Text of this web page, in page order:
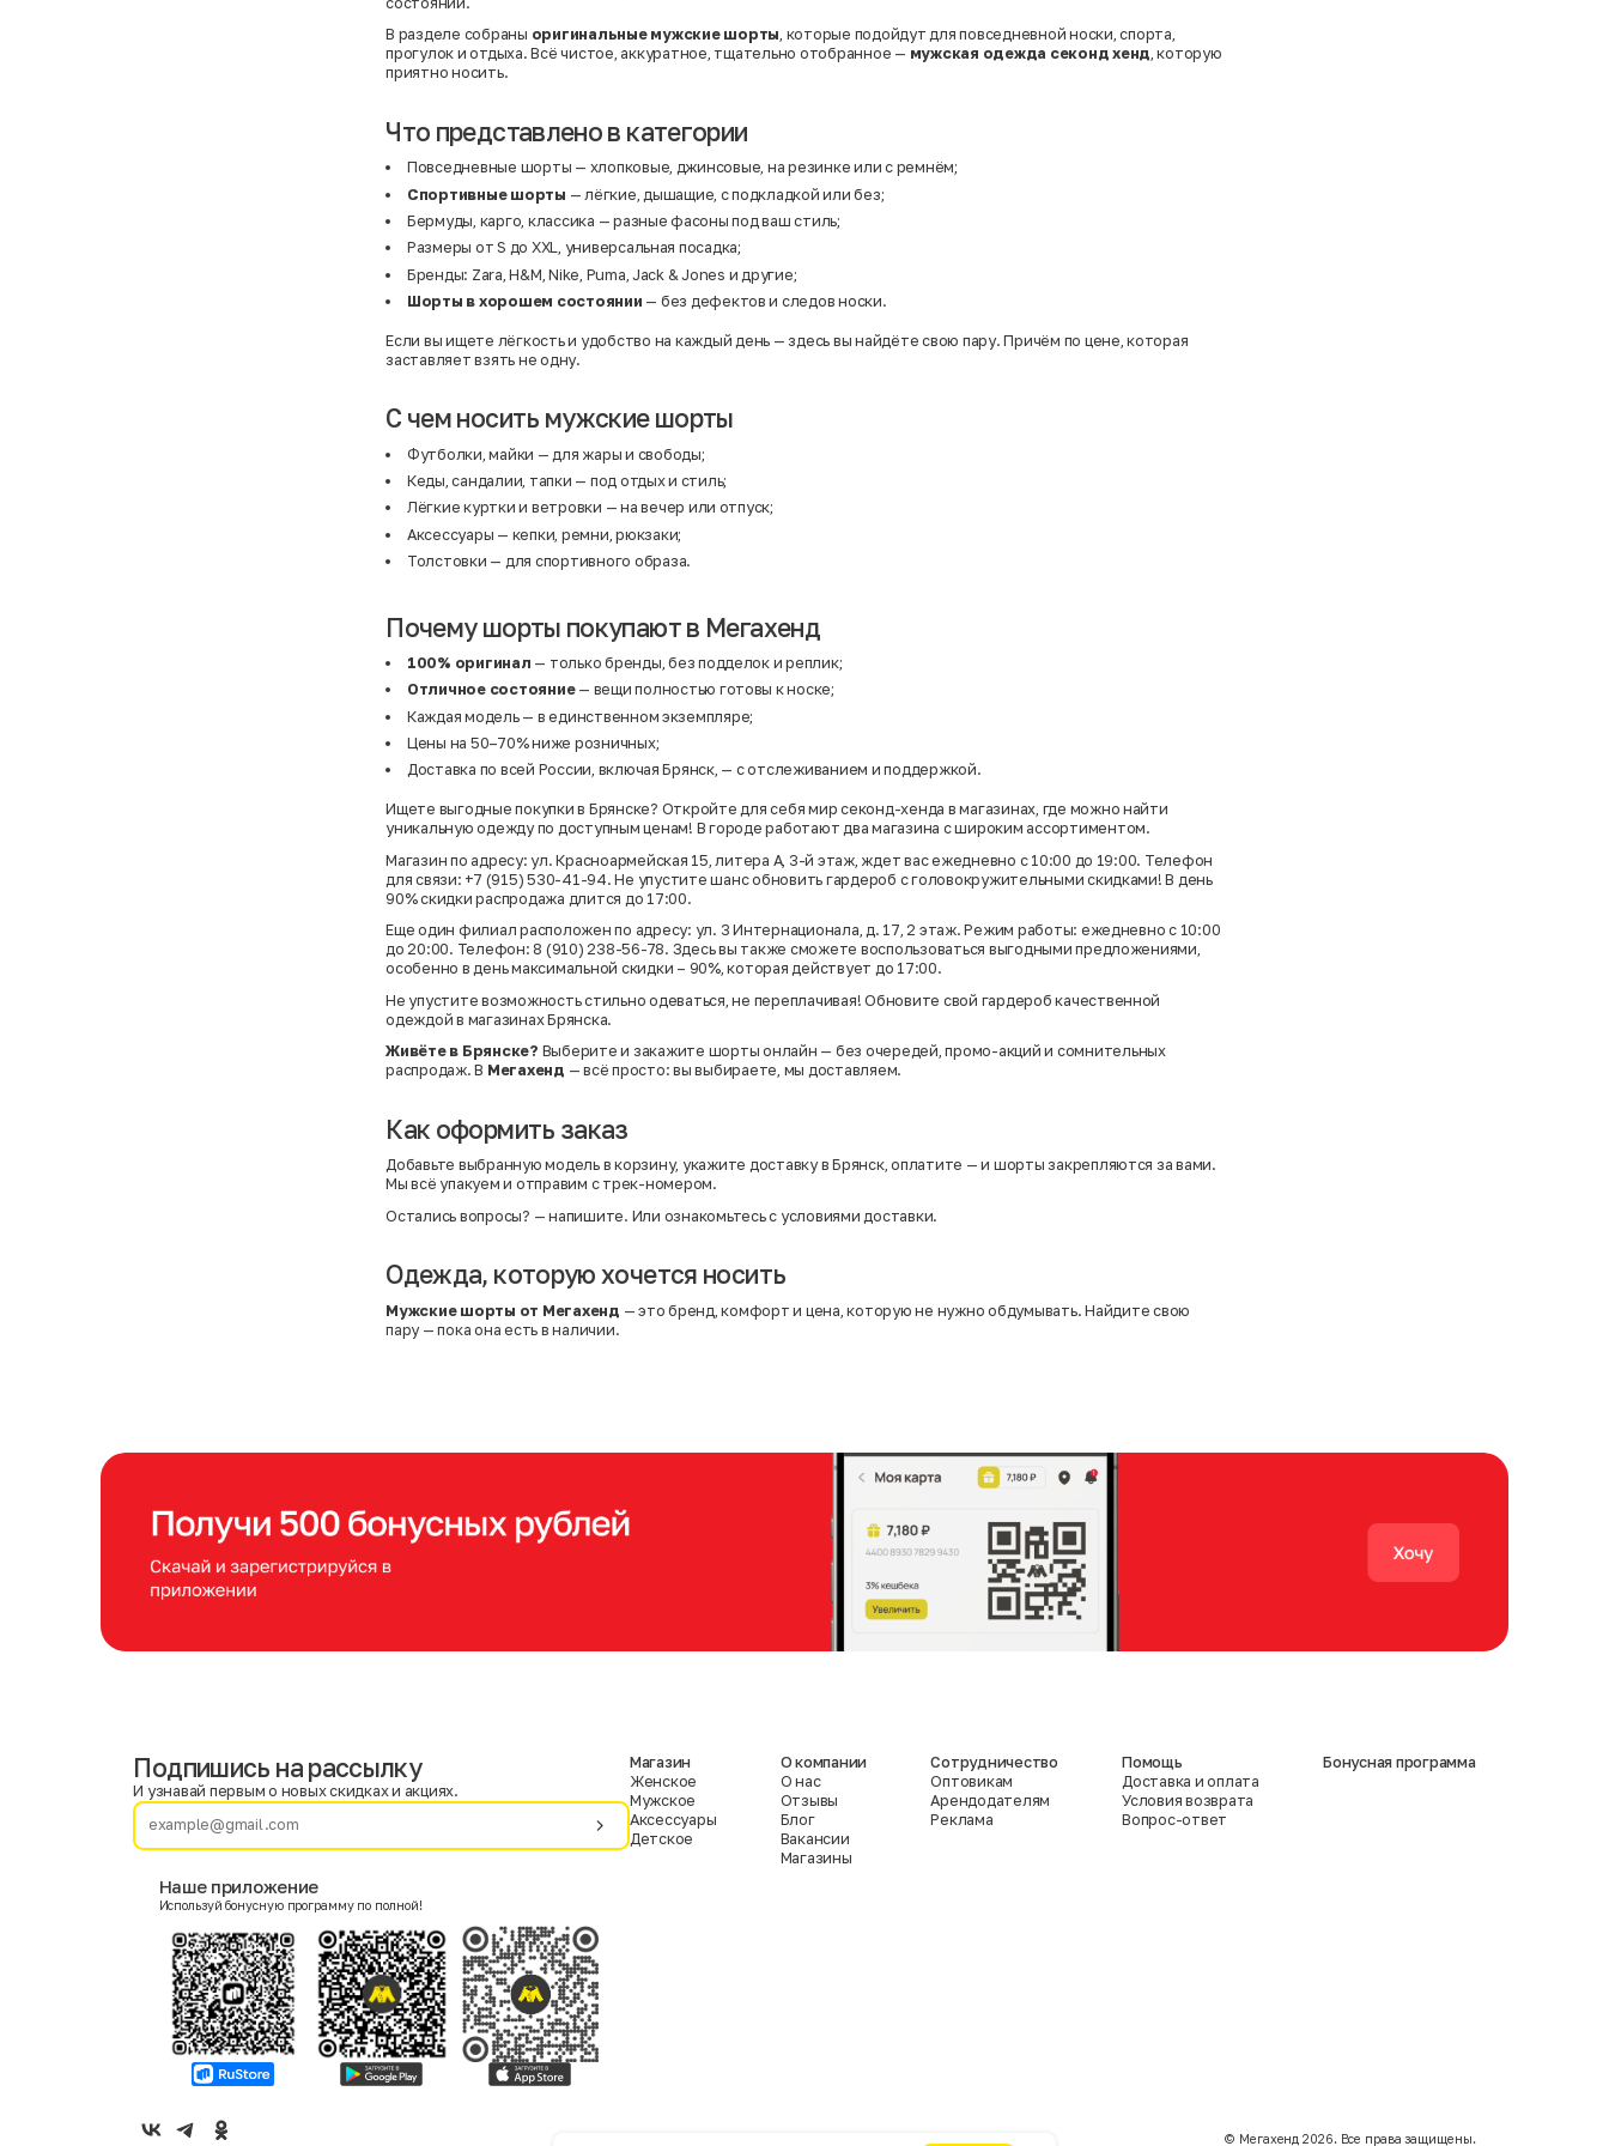
В разделе собраны оригинальные мужские шорты, которые подойдут для повседневной носки, спорта,
прогулок и отдыха. Всё чистое, аккуратное, тщательно отобранное — мужская одежда секонд хенд, которую
приятно носить.
Что представлено в категории
Повседневные шорты — хлопковые, джинсовые, на резинке или с ремнём;
Спортивные шорты — лёгкие, дышащие, с подкладкой или без;
Бермуды, карго, классика — разные фасоны под ваш стиль;
Размеры от S до XXL, универсальная посадка;
Бренды: Zara, H&M, Nike, Puma, Jack & Jones и другие;
Шорты в хорошем состоянии — без дефектов и следов носки.
Если вы ищете лёгкость и удобство на каждый день — здесь вы найдёте свою пару. Причём по цене, которая
заставляет взять не одну.
С чем носить мужские шорты
Футболки, майки — для жары и свободы;
Кеды, сандалии, тапки — под отдых и стиль;
Лёгкие куртки и ветровки — на вечер или отпуск;
Аксессуары — кепки, ремни, рюкзаки;
Толстовки — для спортивного образа.
Почему шорты покупают в Мегахенд
100% оригинал — только бренды, без подделок и реплик;
Отличное состояние— вещи полностью готовы к носке;
Каждая модель — в единственном экземпляре;
Цены на 50–70% ниже розничных;
Доставка по всей России, включая Брянск, — с отслеживанием и поддержкой.
Ищете выгодные покупки в Брянске? Откройте для себя мир секонд-хенда в магазинах, где можно найти
уникальную одежду по доступным ценам! В городе работают два магазина с широким ассортиментом.
Магазин по адресу: ул. Красноармейская 15, литера А, 3-й этаж, ждет вас ежедневно с 10:00 до 19:00. Телефон
для связи: +7 (915) 530-41-94. Не упустите шанс обновить гардероб с головокружительными скидками! В день
90% скидки распродажа длится до 17:00.
Еще один филиал расположен по адресу: ул. 3 Интернационала, д. 17, 2 этаж. Режим работы: ежедневно с 10:00
до 20:00. Телефон: 8 (910) 238-56-78. Здесь вы также сможете воспользоваться выгодными предложениями,
особенно в день максимальной скидки – 90%, которая действует до 17:00.
Не упустите возможность стильно одеваться, не переплачивая! Обновите свой гардероб качественной
одеждой в магазинах Брянска.
Живёте в Брянске? Выберите и закажите шорты онлайн — без очередей, промо-акций и сомнительных
распродаж. В Мегахенд — всё просто: вы выбираете, мы доставляем.
Как оформить заказ
Добавьте выбранную модель в корзину, укажите доставку в Брянск, оплатите — и шорты закрепляются за вами.
Мы всё упакуем и отправим с трек-номером.
Остались вопросы? — напишите. Или ознакомьтесь с условиями доставки.
Одежда, которую хочется носить
Мужские шорты от Мегахенд — это бренд, комфорт и цена, которую не нужно обдумывать. Найдите свою
пару — пока она есть в наличии.
Фамилия
Женский
Согласие на получение чеков по электронной почте
Подпишись на рассылку
И узнавай первым о новых скидках и акциях.
Наше приложение
Используй бонусную программу по полной!
Магазин
Женское
Мужское
Аксессуары
Детское
О компании
О нас
Отзывы
Блог
Вакансии
Магазины
Сотрудничество
Оптовикам
Арендодателям
Реклама
Помощь
Доставка и оплата
Условия возврата
Вопрос-ответ
Бонусная программа
©️ Мегахенд 2026. Все права защищены.